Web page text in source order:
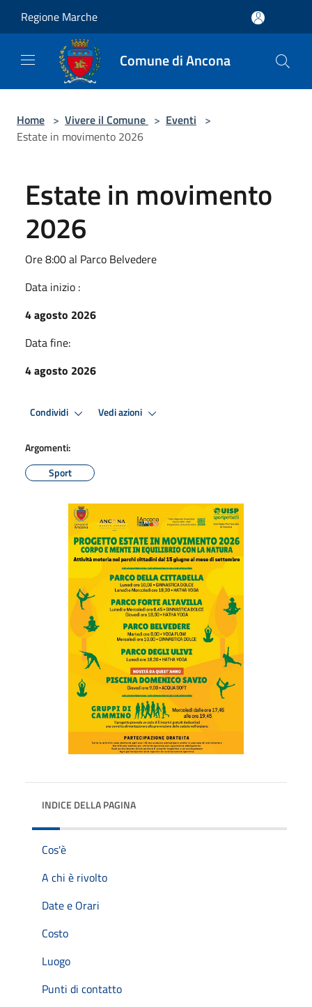
Regione Marche
Comune di Ancona
Home > Vivere il Comune > Eventi >
Estate in movimento 2026
Estate in movimento
2026
Ore 8:00 al Parco Belvedere
Data inizio :
4 agosto 2026
Data fine:
4 agosto 2026
Condividi Vedi azioni
Argomenti:
Sport
INDICE DELLA PAGINA
Cos'è
A chi è rivolto
Date e Orari
Costo
Luogo
Punti di contatto